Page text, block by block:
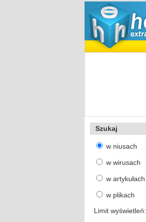
Szukaj
w niusach
w wirusach
w artykułach
w plikach
Limit wyświetleń: